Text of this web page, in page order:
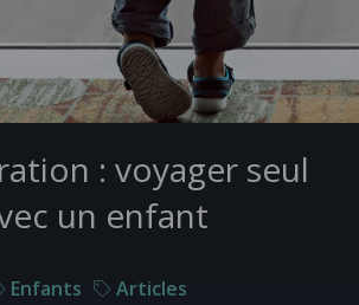
: voyager seul
un enfant
Enfants Articles